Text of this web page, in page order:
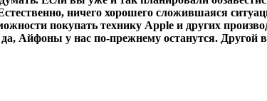
ничего хорошего сложившаяся
покупать технику Apple и других
Айфоны у нас по-прежнему останутся.